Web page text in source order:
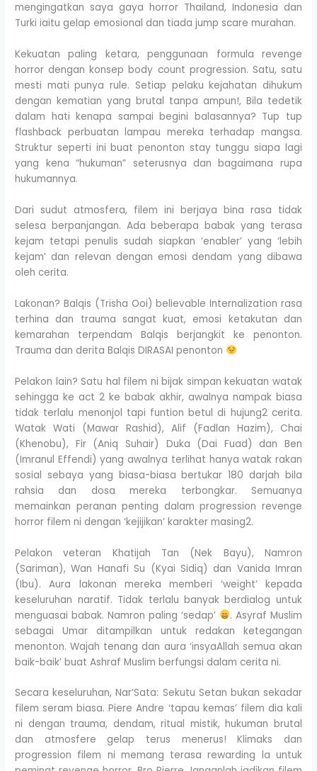
mengingatkan saya gaya horror Thailand, Indonesia dan
Turki iaitu gelap emosional dan tiada jump scare murahan.
Kekuatan paling ketara, penggunaan formula revenge
horror dengan konsep body count progression. Satu, satu
mesti mati punya rule. Setiap pelaku kejahatan dihukum
dengan kematian yang brutal tanpa ampun!, Bila tedetik
dalam hati kenapa sampai begini balasannya? Tup tup
flashback perbuatan lampau mereka terhadap mangsa.
Struktur seperti ini buat penonton stay tunggu siapa lagi
yang kena “hukuman” seterusnya dan bagaimana rupa
hukumannya.
Dari sudut atmosfera, filem ini berjaya bina rasa tidak
selesa berpanjangan. Ada beberapa babak yang terasa
kejam tetapi penulis sudah siapkan ‘enabler’ yang ‘lebih
kejam’ dan relevan dengan emosi dendam yang dibawa
oleh cerita.
Lakonan? Balqis (Trisha Ooi) believable Internalization rasa
terhina dan trauma sangat kuat, emosi ketakutan dan
kemarahan terpendam Balqis berjangkit ke penonton.
Trauma dan derita Balqis DIRASAI penonton
Pelakon lain? Satu hal filem ni bijak simpan kekuatan watak
sehingga ke act 2 ke babak akhir, awalnya nampak biasa
tidak terlalu menonjol tapi funtion betul di hujung2 cerita.
Watak Wati (Mawar Rashid), Alif (Fadlan Hazim), Chai
(Khenobu), Fir (Aniq Suhair) Duka (Dai Fuad) dan Ben
(Imranul Effendi) yang awalnya terlihat hanya watak rakan
sosial sebaya yang biasa-biasa bertukar 180 darjah bila
rahsia dan dosa mereka terbongkar. Semuanya
memainkan peranan penting dalam progression revenge
horror filem ni dengan ‘kejijikan’ karakter masing2.
Pelakon veteran Khatijah Tan (Nek Bayu), Namron
(Sariman), Wan Hanafi Su (Kyai Sidiq) dan Vanida Imran
(Ibu). Aura lakonan mereka memberi ‘weight’ kepada
keseluruhan naratif. Tidak terlalu banyak berdialog untuk
menguasai babak. Namron paling ‘sedap’
. Asyraf Muslim
sebagai Umar ditampilkan untuk redakan ketegangan
menonton. Wajah tenang dan aura ‘insyaAllah semua akan
baik-baik’ buat Ashraf Muslim berfungsi dalam cerita ni.
Secara keseluruhan, Nar’Sata: Sekutu Setan bukan sekadar
filem seram biasa. Piere Andre ‘tapau kemas’ filem dia kali
ni dengan trauma, dendam, ritual mistik, hukuman brutal
dan atmosfere gelap terus menerus! Klimaks dan
progression filem ni memang terasa rewarding la untuk